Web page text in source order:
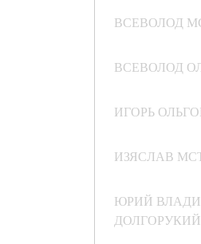
ВСЕВОЛОД
ВСЕВОЛОД
ИГОРЬ
ИЗЯСЛАВ
ЮРИЙ
ДОЛГОРУКИЙ